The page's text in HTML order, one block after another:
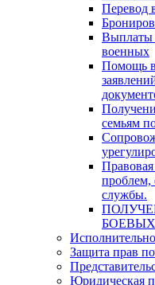
Перевод
Выплаты
военных
Помощь в
семьям
проблем,
службы.
Защита прав
Юридическая